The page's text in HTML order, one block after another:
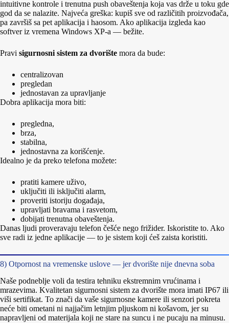
intuitivne kontrole i trenutna push obaveštenja koja vas drže u toku gde
god da se nalazite. Najveća greška: kupiš sve od različitih proizvođača,
pa završiš sa pet aplikacija i haosom. Ako aplikacija izgleda kao
softver iz vremena Windows XP-a — bežite.
Pravi sigurnosni sistem za dvorište mora da bude:
centralizovan
pregledan
jednostavan za upravljanje
Dobra aplikacija mora biti:
pregledna,
brza,
stabilna,
jednostavna za korišćenje.
Idealno je da preko telefona možete:
pratiti kamere uživo,
uključiti ili isključiti alarm,
proveriti istoriju događaja,
upravljati bravama i rasvetom,
dobijati trenutna obaveštenja.
Danas ljudi proveravaju telefon češće nego frižider. Iskoristite to. Ako
sve radi iz jedne aplikacije — to je sistem koji ćeš zaista koristiti.
8) Otpornost na vremenske uslove — jer dvorište nije dnevna soba
Naše podneblje voli da testira tehniku ekstremnim vrućinama i
mrazevima. Kvalitetan sigurnosni sistem za dvorište mora imati IP67 ili
viši sertifikat. To znači da vaše sigurnosne kamere ili senzori pokreta
neće biti ometani ni najjačim letnjim pljuskom ni košavom, jer su
napravljeni od materijala koji ne stare na suncu i ne pucaju na minusu.